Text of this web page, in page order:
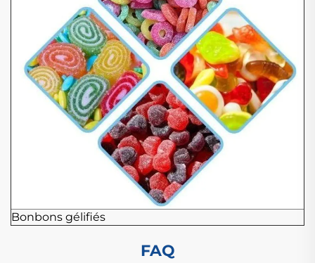
Bonbons gélifiés
FAQ